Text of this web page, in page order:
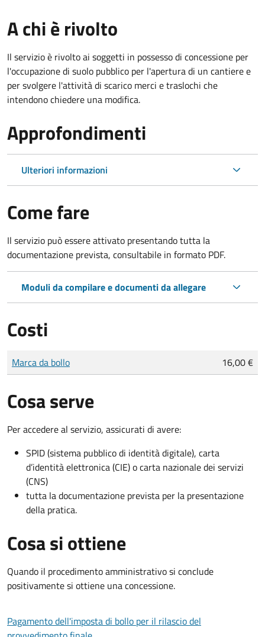
A chi è rivolto
Il servizio è rivolto ai soggetti in possesso di concessione per
l'occupazione di suolo pubblico per l'apertura di un cantiere e
per svolgere l'attività di scarico merci e traslochi che
intendono chiedere una modifica.
Approfondimenti
Ulteriori informazioni
Come fare
Il servizio può essere attivato presentando tutta la
documentazione prevista, consultabile in formato PDF.
Moduli da compilare e documenti da allegare
Costi
Tipo di pagamento
Importo
Marca da bollo 16,00 €
Cosa serve
Per accedere al servizio, assicurati di avere:
SPID (sistema pubblico di identità digitale), carta
d’identità elettronica (CIE) o carta nazionale dei servizi
(CNS)
tutta la documentazione prevista per la presentazione
della pratica.
Cosa si ottiene
Quando il procedimento amministrativo si conclude
positivamente si ottiene una concessione.
Pagamento dell'imposta di bollo per il rilascio del